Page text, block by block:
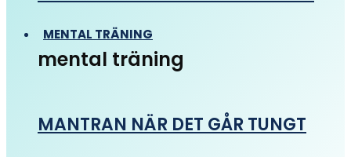
MENTAL TRÄNING
mental träning
MANTRAN NÄR DET GÅR TUNGT